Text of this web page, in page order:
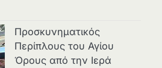
Προσκυνηματικός
Περίπλους του Αγίου
Όρους από την Ιερά